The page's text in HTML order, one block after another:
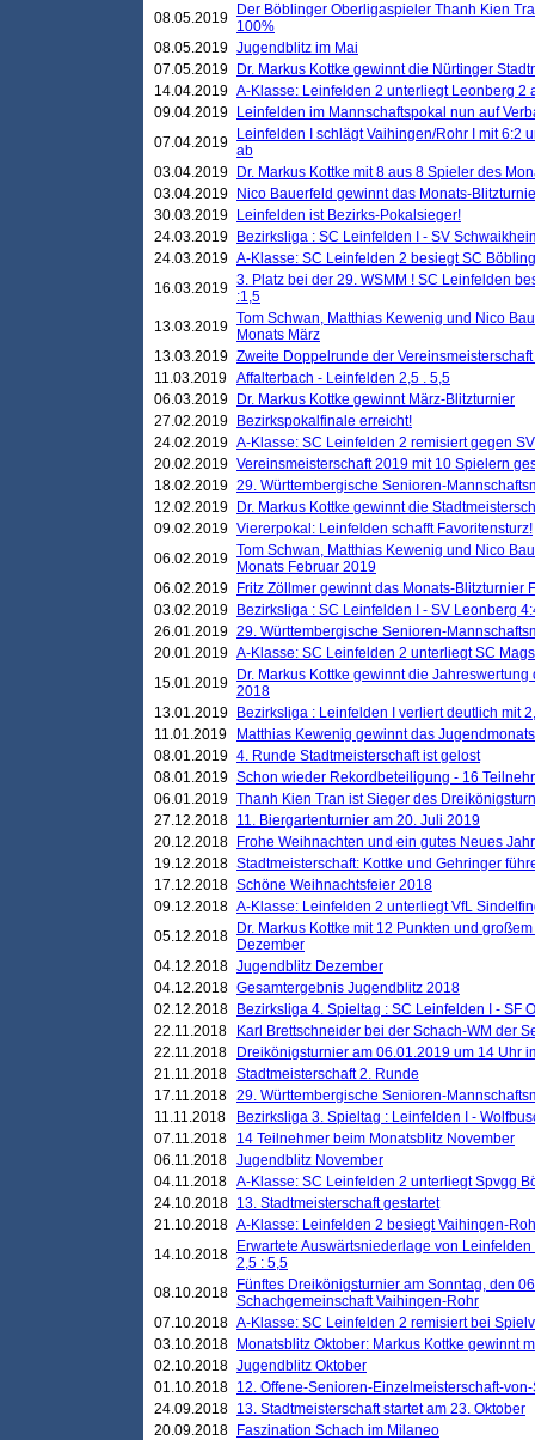
08.05.2019
Der Böblinger Oberligaspieler Thanh Kien
100%
08.05.2019 Jugendblitz im Mai
07.05.2019
Dr. Markus Kottke gewinnt die Nürtinger
14.04.2019 A-Klasse: Leinfelden 2 unterliegt Leonberg 2
09.04.2019
Leinfelden im Mannschaftspokal nun auf
07.04.2019
Leinfelden I schlägt Vaihingen/Rohr I mit 6:2
ab
03.04.2019
Dr. Markus Kottke mit 8 aus 8 Spieler des
03.04.2019
Nico Bauerfeld gewinnt das Monats-
30.03.2019
Leinfelden ist Bezirks-Pokalsieger!
24.03.2019
Bezirksliga : SC Leinfelden I - SV
24.03.2019 A-Klasse: SC Leinfelden 2 besiegt SC
16.03.2019 3. Platz bei der 29. WSMM ! SC Leinfelden
:1,5
13.03.2019 Tom Schwan, Matthias Kewenig und Nico
Monats März
13.03.2019 Zweite Doppelrunde der
11.03.2019 Affalterbach - Leinfelden 2,5 . 5,5
06.03.2019
Dr. Markus Kottke gewinnt März-Blitzturnier
27.02.2019
Bezirkspokalfinale erreicht!
24.02.2019 A-Klasse: SC Leinfelden 2 remisiert gegen
20.02.2019 Vereinsmeisterschaft 2019 mit 10 Spielern
18.02.2019 29. Württembergische Senioren-
12.02.2019
Dr. Markus Kottke gewinnt die
09.02.2019 Viererpokal: Leinfelden schafft Favoritensturz!
06.02.2019 Tom Schwan, Matthias Kewenig und Nico
Monats Februar 2019
06.02.2019
Fritz Zöllmer gewinnt das Monats-Blitzturnier
03.02.2019
Bezirksliga : SC Leinfelden I - SV Leonberg
26.01.2019 29. Württembergische Senioren-
20.01.2019 A-Klasse: SC Leinfelden 2 unterliegt SC
15.01.2019
Dr. Markus Kottke gewinnt die
2018
13.01.2019
Bezirksliga : Leinfelden I verliert deutlich mit
11.01.2019
Matthias Kewenig gewinnt das
08.01.2019 4. Runde Stadtmeisterschaft ist gelost
08.01.2019 Schon wieder Rekordbeteiligung - 16
06.01.2019 Thanh Kien Tran ist Sieger des
27.12.2018 11. Biergartenturnier am 20. Juli 2019
20.12.2018
Frohe Weihnachten und ein gutes Neues
19.12.2018 Stadtmeisterschaft: Kottke und Gehringer
17.12.2018 Schöne Weihnachtsfeier 2018
09.12.2018 A-Klasse: Leinfelden 2 unterliegt VfL
05.12.2018
Dr. Markus Kottke mit 12 Punkten und
Dezember
04.12.2018 Jugendblitz Dezember
04.12.2018 Gesamtergebnis Jugendblitz 2018
02.12.2018
Bezirksliga 4. Spieltag : SC Leinfelden I - SF
22.11.2018
Karl Brettschneider bei der Schach-WM der
22.11.2018
Dreikönigsturnier am 06.01.2019 um 14 Uhr
21.11.2018 Stadtmeisterschaft 2. Runde
17.11.2018 29. Württembergische Senioren-
11.11.2018
Bezirksliga 3. Spieltag : Leinfelden I -
07.11.2018
14 Teilnehmer beim Monatsblitz November
06.11.2018 Jugendblitz November
04.11.2018 A-Klasse: SC Leinfelden 2 unterliegt Spvgg
24.10.2018 13. Stadtmeisterschaft gestartet
21.10.2018 A-Klasse: Leinfelden 2 besiegt Vaihingen-
14.10.2018
Erwartete Auswärtsniederlage von
2,5 : 5,5
08.10.2018
Fünftes Dreikönigsturnier am Sonntag, den
Schachgemeinschaft Vaihingen-Rohr
07.10.2018 A-Klasse: SC Leinfelden 2 remisiert bei
03.10.2018
Monatsblitz Oktober: Markus Kottke gewinnt
02.10.2018 Jugendblitz Oktober
01.10.2018 12. Offene-Senioren-Einzelmeisterschaft-
24.09.2018 13. Stadtmeisterschaft startet am 23. Oktober
20.09.2018
Faszination Schach im Milaneo